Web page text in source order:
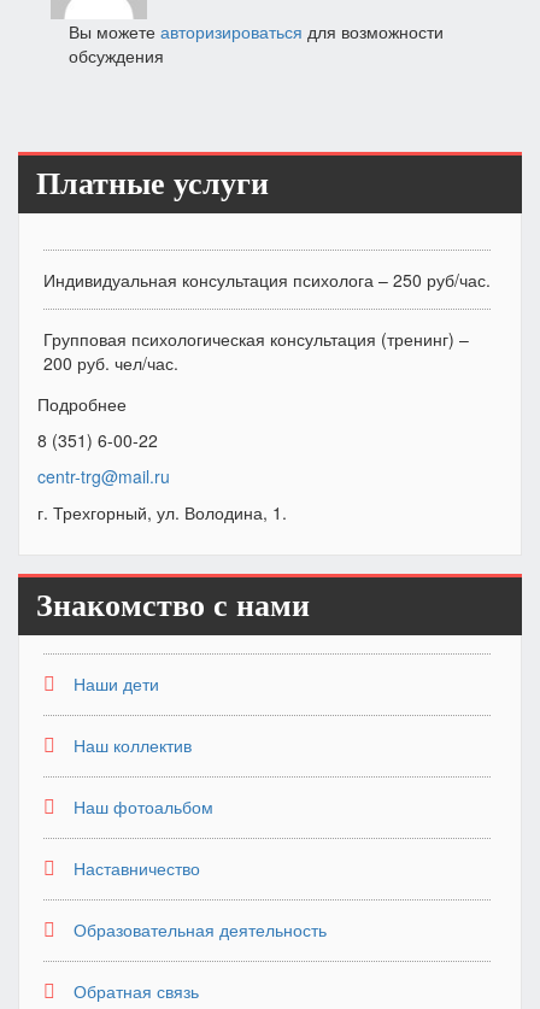
Вы можете авторизироваться для возможности
обсуждения
Платные услуги
Индивидуальная консультация психолога – 250 руб/час.
Групповая психологическая консультация (тренинг) –
200 руб. чел/час.
Подробнее
8 (351) 6-00-22
centr-trg@mail.ru
г. Трехгорный, ул. Володина, 1.
Знакомство с нами
Наши дети
Наш коллектив
Наш фотоальбом
Наставничество
Образовательная деятельность
Обратная связь